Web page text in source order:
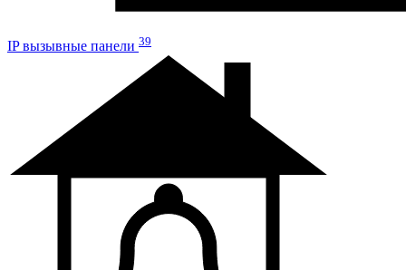
IP вызывные панели 39